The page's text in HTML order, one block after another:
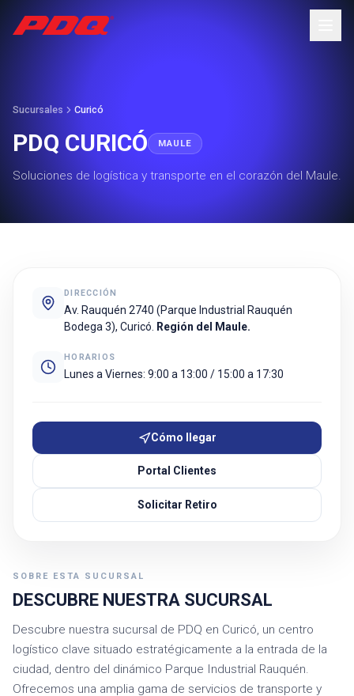
Sucursales Curicó
PDQ CURICÓ MAULE
Soluciones de logística y transporte en el corazón del Maule.
DIRECCIÓN
Av. Rauquén 2740 (Parque Industrial Rauquén
Bodega 3), Curicó.
Región del Maule.
HORARIOS
Lunes a Viernes: 9:00 a 13:00 / 15:00 a 17:30
Cómo llegar
Portal Clientes
Solicitar Retiro
SOBRE ESTA SUCURSAL
DESCUBRE NUESTRA SUCURSAL
Descubre nuestra sucursal de PDQ en Curicó, un centro
logístico clave situado estratégicamente a la entrada de la
ciudad, dentro del dinámico Parque Industrial Rauquén.
Ofrecemos una amplia gama de servicios de transporte y